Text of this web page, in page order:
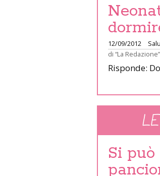
12/09/2012
di “La Redazione”
Risponde:
Si